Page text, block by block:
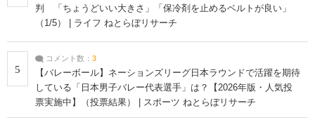
判 「ちょうどいい大きさ」「保冷剤を止めるベルトが良い」
（1/5） | ライフ ねとらぼリサーチ
5
コメント数： 3
【バレーボール】ネーションズリーグ日本ラウンドで活躍を期待
している「日本男子バレー代表選手」は？【2026年版・人気投
票実施中】（投票結果） | スポーツ ねとらぼリサーチ